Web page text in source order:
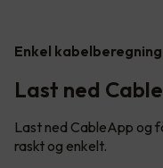
Enkel kabelberegning
Last ned
Last ned CableApp og
raskt og enkelt.